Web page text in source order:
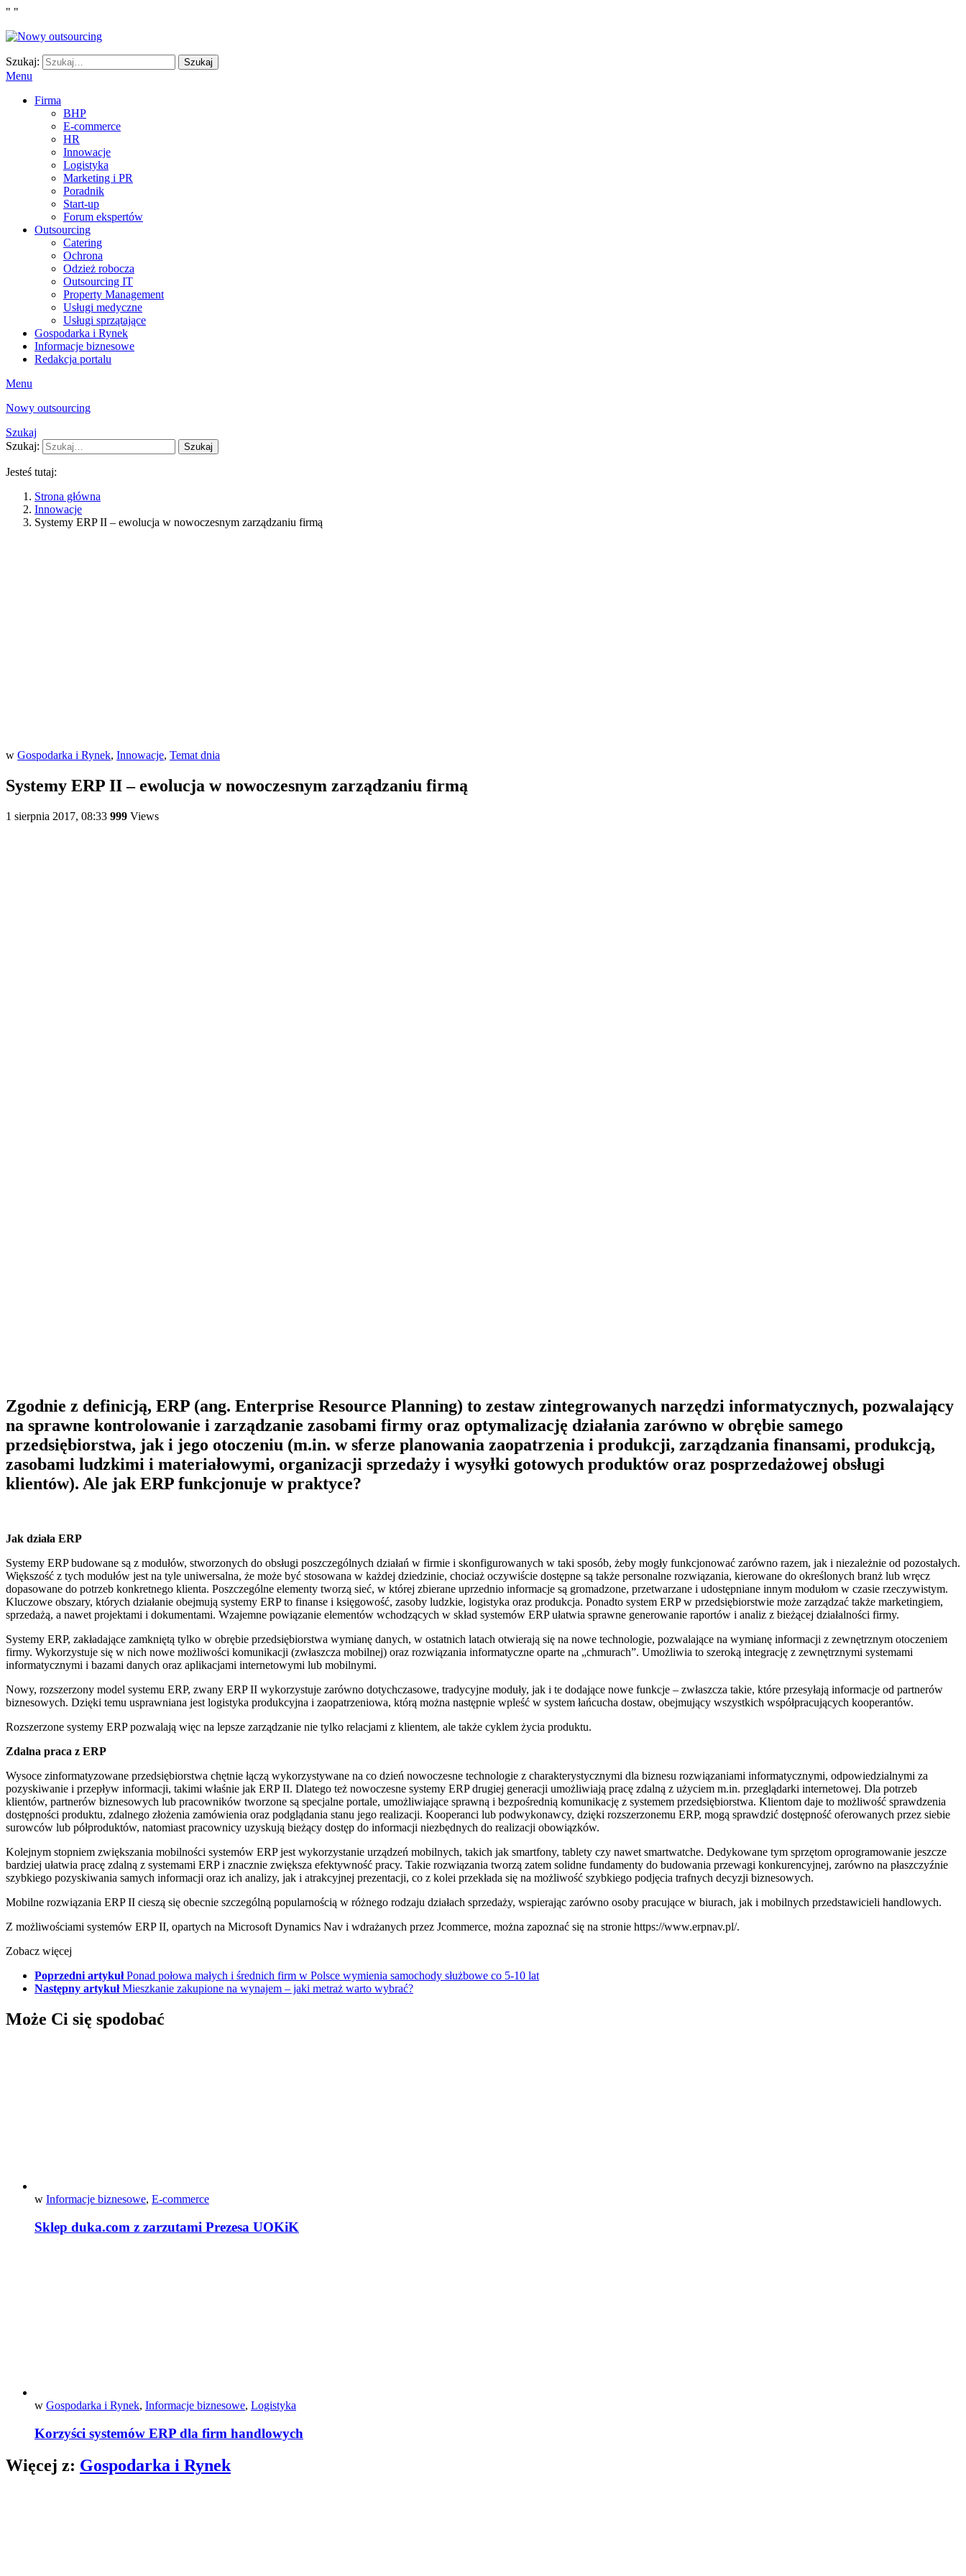
" "
Szukaj: Szukaj
Menu
Firma
BHP
E-commerce
HR
Innowacje
Logistyka
Marketing i PR
Poradnik
Start-up
Forum ekspertów
Outsourcing
Catering
Ochrona
Odzież robocza
Outsourcing IT
Property Management
Usługi medyczne
Usługi sprzątające
Gospodarka i Rynek
Informacje biznesowe
Redakcja portalu
Menu
Nowy outsourcing
Szukaj
Szukaj:
Szukaj
Jesteś tutaj:
Strona główna
Innowacje
Systemy ERP II – ewolucja w nowoczesnym zarządzaniu firmą
w Gospodarka i Rynek, Innowacje, Temat dnia
Systemy ERP II – ewolucja w nowoczesnym zarządzaniu firmą
1 sierpnia 2017, 08:33 999 Views
Zgodnie z definicją, ERP (ang. Enterprise Resource Planning) to zestaw zintegrowanych narzędzi informatycznych, pozwalający
na sprawne kontrolowanie i zarządzanie zasobami firmy oraz optymalizację działania zarówno w obrębie samego
przedsiębiorstwa, jak i jego otoczeniu (m.in. w sferze planowania zaopatrzenia i produkcji, zarządzania finansami, produkcją,
zasobami ludzkimi i materiałowymi, organizacji sprzedaży i wysyłki gotowych produktów oraz posprzedażowej obsługi
klientów). Ale jak ERP funkcjonuje w praktyce?
Jak działa ERP
Systemy ERP budowane są z modułów, stworzonych do obsługi poszczególnych działań w firmie i skonfigurowanych w taki sposób, żeby mogły funkcjonować zarówno razem, jak i niezależnie od pozostałych.
Większość z tych modułów jest na tyle uniwersalna, że może być stosowana w każdej dziedzinie, chociaż oczywiście dostępne są także personalne rozwiązania, kierowane do określonych branż lub wręcz
dopasowane do potrzeb konkretnego klienta. Poszczególne elementy tworzą sieć, w której zbierane uprzednio informacje są gromadzone, przetwarzane i udostępniane innym modułom w czasie rzeczywistym.
Kluczowe obszary, których działanie obejmują systemy ERP to finanse i księgowość, zasoby ludzkie, logistyka oraz produkcja. Ponadto system ERP w przedsiębiorstwie może zarządzać także marketingiem,
sprzedażą, a nawet projektami i dokumentami. Wzajemne powiązanie elementów wchodzących w skład systemów ERP ułatwia sprawne generowanie raportów i analiz z bieżącej działalności firmy.
Systemy ERP, zakładające zamkniętą tylko w obrębie przedsiębiorstwa wymianę danych, w ostatnich latach otwierają się na nowe technologie, pozwalające na wymianę informacji z zewnętrznym otoczeniem
firmy. Wykorzystuje się w nich nowe możliwości komunikacji (zwłaszcza mobilnej) oraz rozwiązania informatyczne oparte na „chmurach”. Umożliwia to szeroką integrację z zewnętrznymi systemami
informatycznymi i bazami danych oraz aplikacjami internetowymi lub mobilnymi.
Nowy, rozszerzony model systemu ERP, zwany ERP II wykorzystuje zarówno dotychczasowe, tradycyjne moduły, jak i te dodające nowe funkcje – zwłaszcza takie, które przesyłają informacje od partnerów
biznesowych. Dzięki temu usprawniana jest logistyka produkcyjna i zaopatrzeniowa, którą można następnie wpleść w system łańcucha dostaw, obejmujący wszystkich współpracujących kooperantów.
Rozszerzone systemy ERP pozwalają więc na lepsze zarządzanie nie tylko relacjami z klientem, ale także cyklem życia produktu.
Zdalna praca z ERP
Wysoce zinformatyzowane przedsiębiorstwa chętnie łączą wykorzystywane na co dzień nowoczesne technologie z charakterystycznymi dla biznesu rozwiązaniami informatycznymi, odpowiedzialnymi za
pozyskiwanie i przepływ informacji, takimi właśnie jak ERP II. Dlatego też nowoczesne systemy ERP drugiej generacji umożliwiają pracę zdalną z użyciem m.in. przeglądarki internetowej. Dla potrzeb
klientów, partnerów biznesowych lub pracowników tworzone są specjalne portale, umożliwiające sprawną i bezpośrednią komunikację z systemem przedsiębiorstwa. Klientom daje to możliwość sprawdzenia
dostępności produktu, zdalnego złożenia zamówienia oraz podglądania stanu jego realizacji. Kooperanci lub podwykonawcy, dzięki rozszerzonemu ERP, mogą sprawdzić dostępność oferowanych przez siebie
surowców lub półproduktów, natomiast pracownicy uzyskują bieżący dostęp do informacji niezbędnych do realizacji obowiązków.
Kolejnym stopniem zwiększania mobilności systemów ERP jest wykorzystanie urządzeń mobilnych, takich jak smartfony, tablety czy nawet smartwatche. Dedykowane tym sprzętom oprogramowanie jeszcze
bardziej ułatwia pracę zdalną z systemami ERP i znacznie zwiększa efektywność pracy. Takie rozwiązania tworzą zatem solidne fundamenty do budowania przewagi konkurencyjnej, zarówno na płaszczyźnie
szybkiego pozyskiwania samych informacji oraz ich analizy, jak i atrakcyjnej prezentacji, co z kolei przekłada się na możliwość szybkiego podjęcia trafnych decyzji biznesowych.
Mobilne rozwiązania ERP II cieszą się obecnie szczególną popularnością w różnego rodzaju działach sprzedaży, wspierając zarówno osoby pracujące w biurach, jak i mobilnych przedstawicieli handlowych.
Z możliwościami systemów ERP II, opartych na Microsoft Dynamics Nav i wdrażanych przez Jcommerce, można zapoznać się na stronie https://www.erpnav.pl/.
Zobacz więcej
Poprzedni artykuł Ponad połowa małych i średnich firm w Polsce wymienia samochody służbowe co 5-10 lat
Następny artykuł Mieszkanie zakupione na wynajem – jaki metraż warto wybrać?
Może Ci się spodobać
w Informacje biznesowe, E-commerce
Sklep duka.com z zarzutami Prezesa UOKiK
w Gospodarka i Rynek, Informacje biznesowe, Logistyka
Korzyści systemów ERP dla firm handlowych
Więcej z: Gospodarka i Rynek